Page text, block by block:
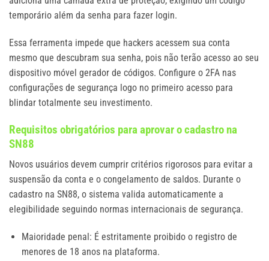
temporário além da senha para fazer login.
Essa ferramenta impede que hackers acessem sua conta
mesmo que descubram sua senha, pois não terão acesso ao seu
dispositivo móvel gerador de códigos. Configure o 2FA nas
configurações de segurança logo no primeiro acesso para
blindar totalmente seu investimento.
Requisitos obrigatórios para aprovar o cadastro na
SN88
Novos usuários devem cumprir critérios rigorosos para evitar a
suspensão da conta e o congelamento de saldos. Durante o
cadastro na SN88, o sistema valida automaticamente a
elegibilidade seguindo normas internacionais de segurança.
Maioridade penal: É estritamente proibido o registro de
menores de 18 anos na plataforma.